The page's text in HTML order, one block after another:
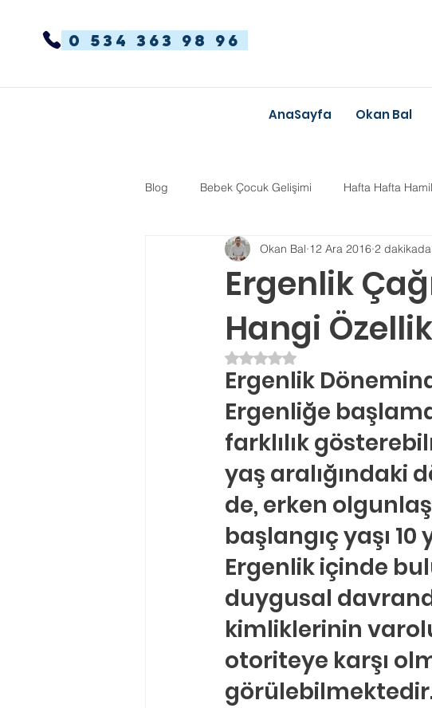
0 534 363 98 96
AnaSayfa Okan Bal
Blog Bebek Çocuk Gelişimi Hafta Hafta
Dikkat Dağınıklığı Hiperaktivite Anne-Baba
Kekemelik Eğitim Danışmanlığı
Ergenlik Danışmanlığı PDR Rehberlik
Evlilik Terapisi
Ergenlik
Hangi
Okan Bal 12 Ara 2016 2
5 üzerinden NaN yıldız
Ergenlik
Ergenliğe
farklılık
yaş aralığındaki
de, erken
başlangıç yaşı
Ergenlik içinde
duygusal
kimliklerinin
otoriteye karşı